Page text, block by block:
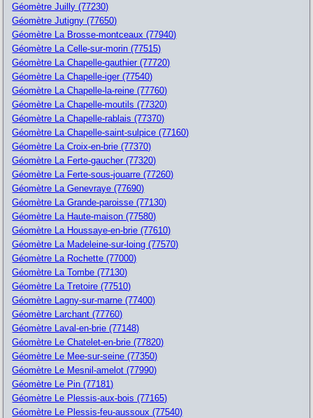
Géomètre Juilly (77230)
Géomètre Jutigny (77650)
Géomètre La Brosse-montceaux (77940)
Géomètre La Celle-sur-morin (77515)
Géomètre La Chapelle-gauthier (77720)
Géomètre La Chapelle-iger (77540)
Géomètre La Chapelle-la-reine (77760)
Géomètre La Chapelle-moutils (77320)
Géomètre La Chapelle-rablais (77370)
Géomètre La Chapelle-saint-sulpice (77160)
Géomètre La Croix-en-brie (77370)
Géomètre La Ferte-gaucher (77320)
Géomètre La Ferte-sous-jouarre (77260)
Géomètre La Genevraye (77690)
Géomètre La Grande-paroisse (77130)
Géomètre La Haute-maison (77580)
Géomètre La Houssaye-en-brie (77610)
Géomètre La Madeleine-sur-loing (77570)
Géomètre La Rochette (77000)
Géomètre La Tombe (77130)
Géomètre La Tretoire (77510)
Géomètre Lagny-sur-marne (77400)
Géomètre Larchant (77760)
Géomètre Laval-en-brie (77148)
Géomètre Le Chatelet-en-brie (77820)
Géomètre Le Mee-sur-seine (77350)
Géomètre Le Mesnil-amelot (77990)
Géomètre Le Pin (77181)
Géomètre Le Plessis-aux-bois (77165)
Géomètre Le Plessis-feu-aussoux (77540)